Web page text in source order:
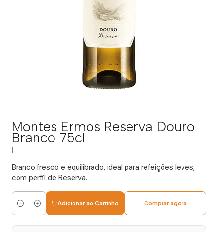
Montes Ermos Reserva Douro
Branco 75cl
Branco fresco e equilibrado, ideal para refeições leves,
com perfil de Reserva.
Quantidade
Adicionar ao Carrinho Comprar agora